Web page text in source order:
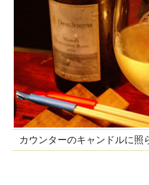
カウンターのキャンドルに照